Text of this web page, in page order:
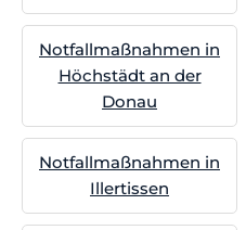
Notfallmaßnahmen in
Höchstädt an der
Donau
Notfallmaßnahmen in
Illertissen